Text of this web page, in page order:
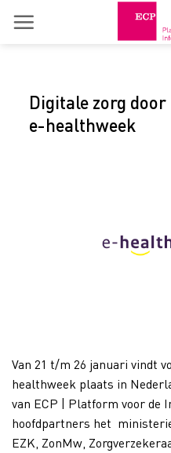
Digitale zorg
e-healthweek
Van 21 t/m 26 januari vindt
healthweek plaats in
van ECP | Platform voor de
hoofdpartners het
EZK, ZonMw,